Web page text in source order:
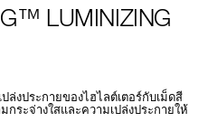
LUMINIZING
งประกายของไฮไลต์เตอร์กับเม็ดสี
ระจ่างใสและความเปล่งประกายให้